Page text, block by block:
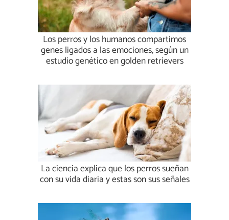
Los perros y los humanos compartimos
genes ligados a las emociones, según un
estudio genético en golden retrievers
La ciencia explica que los perros sueñan
con su vida diaria y estas son sus señales